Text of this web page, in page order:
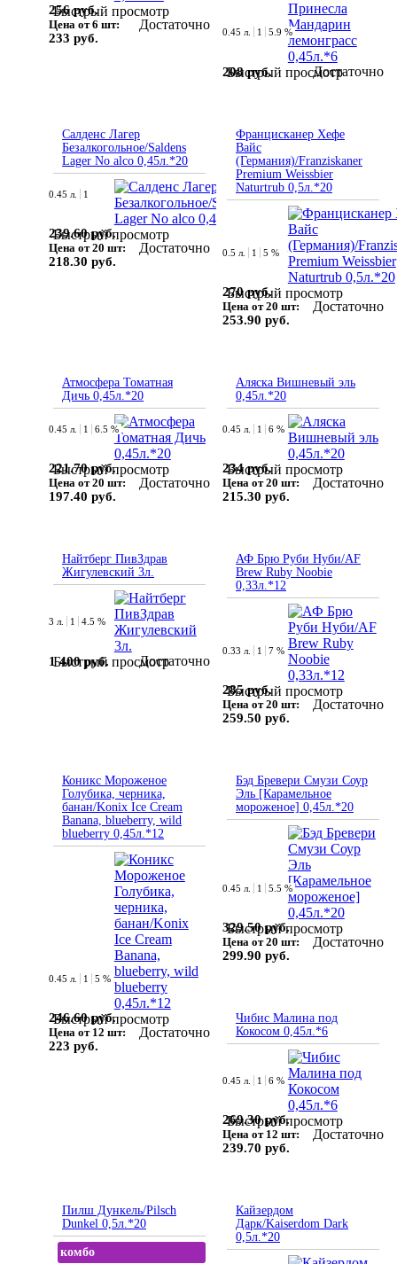
Быстрый просмотр
256 руб.
Цена от 6 шт:
233 руб.
Достаточно
Быстрый просмотр
0.45 л. 1 5.9 %
208 руб. Достаточно
Салденс Лагер
Безалкогольное/Saldens
Lager No alco 0,45л.*20
Быстрый просмотр
0.45 л. 1
239.60 руб.
Цена от 20 шт:
218.30 руб.
Достаточно
Францисканер Хефе
Вайс
(Германия)/Franziskaner
Premium Weissbier
Naturtrub 0,5л.*20
Быстрый просмотр
0.5 л. 1 5 %
270 руб.
Цена от 20 шт:
253.90 руб.
Достаточно
Атмосфера Томатная
Дичь 0,45л.*20
Быстрый просмотр
0.45 л. 1 6.5 %
221.70 руб.
Цена от 20 шт:
197.40 руб.
Достаточно
Аляска Вишневый эль
0,45л.*20
Быстрый просмотр
0.45 л. 1 6 %
234 руб.
Цена от 20 шт:
215.30 руб.
Достаточно
Найтберг ПивЗдрав
Жигулевский 3л.
Быстрый просмотр
3 л. 1 4.5 %
1 400 руб. Достаточно
АФ Брю Руби Нуби/AF
Brew Ruby Noobie
0,33л.*12
Быстрый просмотр
0.33 л. 1 7 %
285 руб.
Цена от 20 шт:
259.50 руб.
Достаточно
Коникс Мороженое
Голубика, черника,
банан/Konix Ice Cream
Banana, blueberry, wild
blueberry 0,45л.*12
Быстрый просмотр
0.45 л. 1 5 %
246.60 руб.
Цена от 12 шт:
223 руб.
Достаточно
Бэд Бревери Смузи Соур
Эль [Карамельное
мороженое] 0,45л.*20
Быстрый просмотр
0.45 л. 1 5.5 %
329.50 руб.
Цена от 20 шт:
299.90 руб.
Достаточно
Чибис Малина под
Кокосом 0,45л.*6
Быстрый просмотр
0.45 л. 1 6 %
269.30 руб.
Цена от 12 шт:
239.70 руб.
Достаточно
Пилш Дункель/Pilsch
Dunkel 0,5л.*20
комбо
Кайзердом
Дарк/Kaiserdom Dark
0,5л.*20